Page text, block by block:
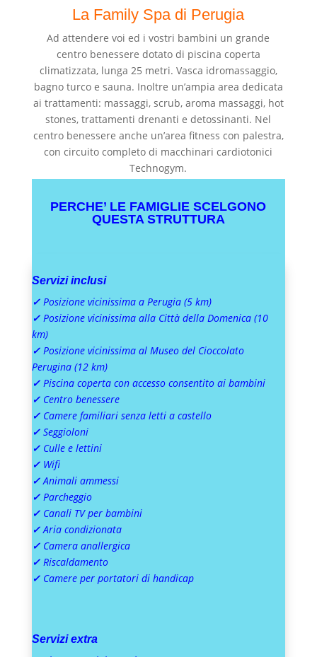
La Family Spa di Perugia
Ad attendere voi ed i vostri bambini un grande
centro benessere dotato di piscina coperta
climatizzata, lunga 25 metri. Vasca idromassaggio,
bagno turco e sauna. Inoltre un’ampia area dedicata
ai trattamenti: massaggi, scrub, aroma massaggi, hot
stones, trattamenti drenanti e detossinanti. Nel
centro benessere anche un’area fitness con palestra,
con circuito completo di macchinari cardiotonici
Technogym.
PERCHE’ LE FAMIGLIE SCELGONO
QUESTA STRUTTURA
Servizi inclusi
✓Posizione vicinissima a Perugia (5 km)
✓Posizione vicinissima alla Città della Domenica (10
km)
✓Posizione vicinissima al Museo del Cioccolato
Perugina (12 km)
✓ Piscina coperta con accesso consentito ai bambini
✓ Centro benessere
✓ Camere familiari senza letti a castello
✓ Seggioloni
✓ Culle e lettini
✓ Wifi
✓ Animali ammessi
✓ Parcheggio
✓ Canali TV per bambini
✓ Aria condizionata
✓ Camera anallergica
✓ Riscaldamento
✓ Camere per portatori di handicap
Servizi extra